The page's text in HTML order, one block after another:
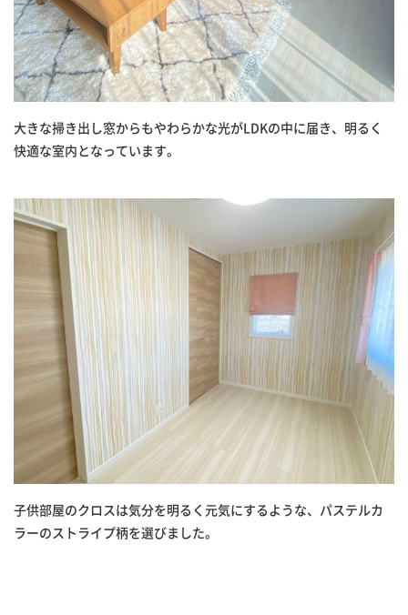
大きな掃き出し窓からもやわらかな光がLDKの中に届き、明るく
快適な室内となっています。
子供部屋のクロスは気分を明るく元気にするような、パステルカ
ラーのストライプ柄を選びました。